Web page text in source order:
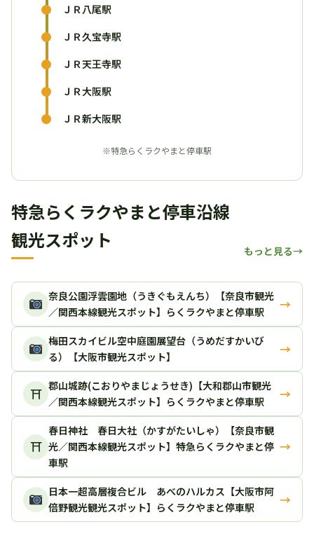
ＪＲ八尾駅
ＪＲ久宝寺駅
ＪＲ天王寺駅
ＪＲ大阪駅
ＪＲ新大阪駅
※特急らくラクやまと停車駅
特急らくラクやまと停車沿線
観光スポット
もっと見る
奈良公園浮雲園地（うきぐもえんち）【奈良市観光
／関西本線観光スポット】らくラクやまと停車駅
→
梅田スカイビル空中庭園展望台（うめだすかいび
る）【大阪市観光スポット】
→
⛩ 郡山城跡(こおりやまじょうせき)【大和郡山市観光
／関西本線観光スポット】らくラクやまと停車駅
→
⛩
春日神社 春日大社（かすがたいしゃ）【奈良市観
光／関西本線観光スポット】特急らくラクやまと停
車駅
→
日本一超高層複合ビル あべのハルカス【大阪市阿
倍野観光観光スポット】らくラクやまと停車駅
→